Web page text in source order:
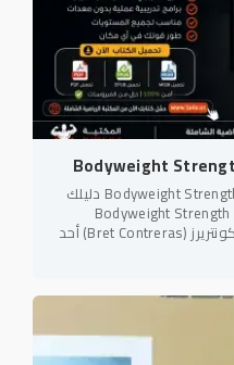
تحميل كتاب Bodyweight Strength Training Anatomy دليلك
بوزن الجسم يُعد كتاب Bodyweight Strength
Training Anatomy لمؤلفه بريت كونتريرز (Bret Contreras) أحد